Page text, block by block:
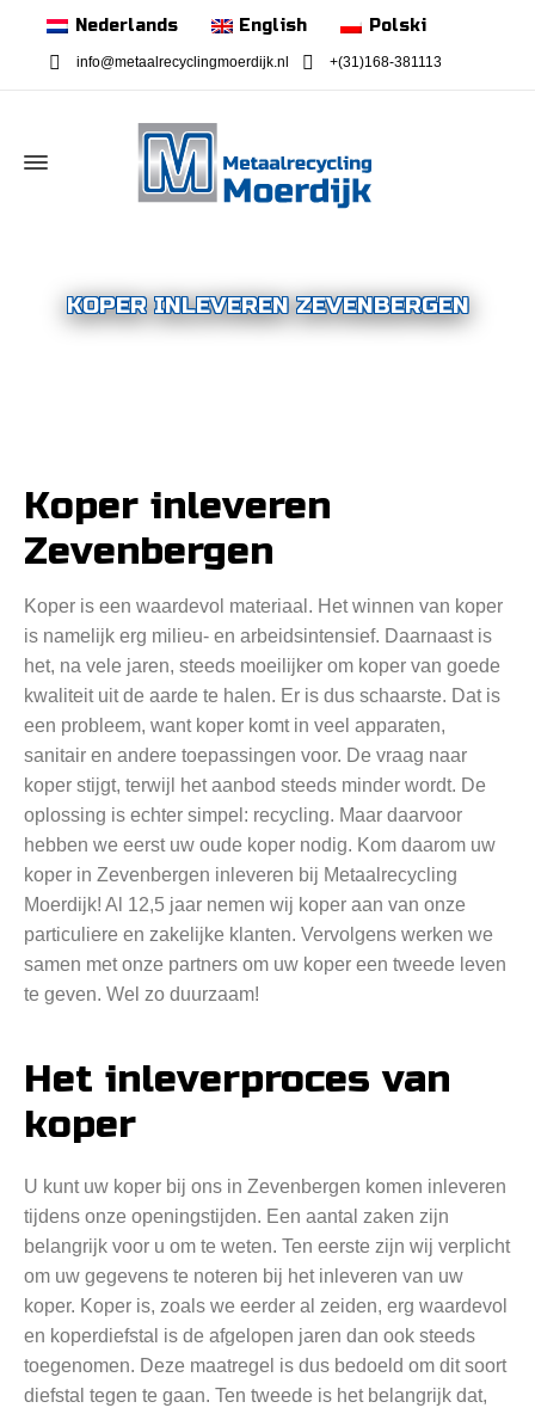
Nederlands English Polski
info@metaalrecyclingmoerdijk.nl +(31)168-381113
KOPER INLEVEREN ZEVENBERGEN
Koper inleveren
Zevenbergen
Koper is een waardevol materiaal. Het winnen van koper
is namelijk erg milieu- en arbeidsintensief. Daarnaast is
het, na vele jaren, steeds moeilijker om koper van goede
kwaliteit uit de aarde te halen. Er is dus schaarste. Dat is
een probleem, want koper komt in veel apparaten,
sanitair en andere toepassingen voor. De vraag naar
koper stijgt, terwijl het aanbod steeds minder wordt. De
oplossing is echter simpel: recycling. Maar daarvoor
hebben we eerst uw oude koper nodig. Kom daarom uw
koper in Zevenbergen inleveren bij Metaalrecycling
Moerdijk! Al 12,5 jaar nemen wij koper aan van onze
particuliere en zakelijke klanten. Vervolgens werken we
samen met onze partners om uw koper een tweede leven
te geven. Wel zo duurzaam!
Het inleverproces van
koper
U kunt uw koper bij ons in Zevenbergen komen inleveren
tijdens onze openingstijden. Een aantal zaken zijn
belangrijk voor u om te weten. Ten eerste zijn wij verplicht
om uw gegevens te noteren bij het inleveren van uw
koper. Koper is, zoals we eerder al zeiden, erg waardevol
en koperdiefstal is de afgelopen jaren dan ook steeds
toegenomen. Deze maatregel is dus bedoeld om dit soort
diefstal tegen te gaan. Ten tweede is het belangrijk dat,